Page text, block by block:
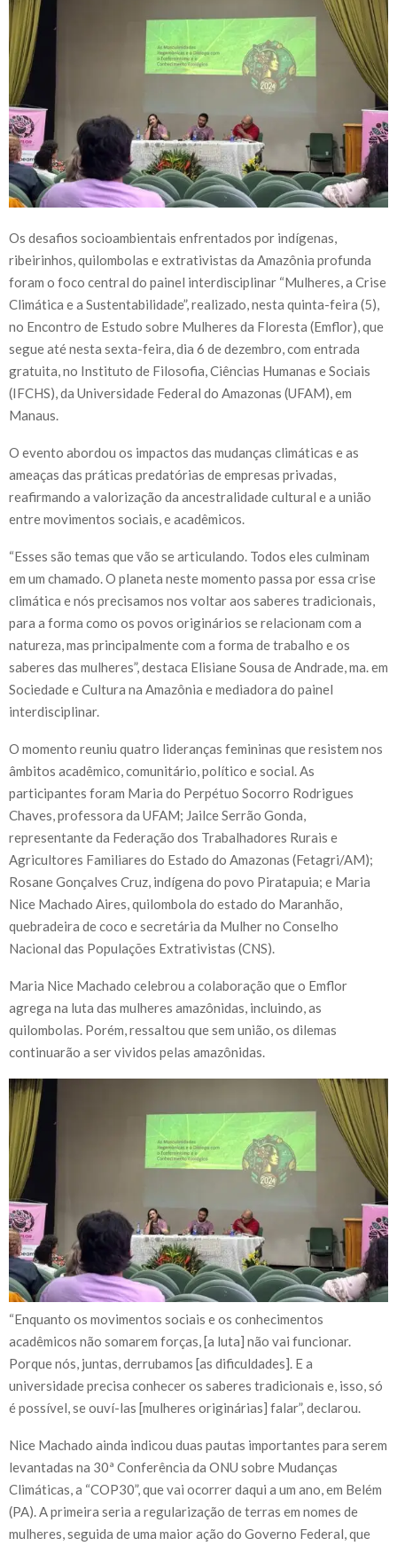
Os desafios socioambientais enfrentados por indígenas,
ribeirinhos, quilombolas e extrativistas da Amazônia profunda
foram o foco central do painel interdisciplinar “Mulheres, a Crise
Climática e a Sustentabilidade”, realizado, nesta quinta-feira (5),
no Encontro de Estudo sobre Mulheres da Floresta (Emflor), que
segue até nesta sexta-feira, dia 6 de dezembro, com entrada
gratuita, no Instituto de Filosofia, Ciências Humanas e Sociais
(IFCHS), da Universidade Federal do Amazonas (UFAM), em
Manaus.
O evento abordou os impactos das mudanças climáticas e as
ameaças das práticas predatórias de empresas privadas,
reafirmando a valorização da ancestralidade cultural e a união
entre movimentos sociais, e acadêmicos.
“Esses são temas que vão se articulando. Todos eles culminam
em um chamado. O planeta neste momento passa por essa crise
climática e nós precisamos nos voltar aos saberes tradicionais,
para a forma como os povos originários se relacionam com a
natureza, mas principalmente com a forma de trabalho e os
saberes das mulheres”, destaca Elisiane Sousa de Andrade, ma. em
Sociedade e Cultura na Amazônia e mediadora do painel
interdisciplinar.
O momento reuniu quatro lideranças femininas que resistem nos
âmbitos acadêmico, comunitário, político e social. As
participantes foram Maria do Perpétuo Socorro Rodrigues
Chaves, professora da UFAM; Jailce Serrão Gonda,
representante da Federação dos Trabalhadores Rurais e
Agricultores Familiares do Estado do Amazonas (Fetagri/AM);
Rosane Gonçalves Cruz, indígena do povo Piratapuia; e Maria
Nice Machado Aires, quilombola do estado do Maranhão,
quebradeira de coco e secretária da Mulher no Conselho
Nacional das Populações Extrativistas (CNS).
Maria Nice Machado celebrou a colaboração que o Emflor
agrega na luta das mulheres amazônidas, incluindo, as
quilombolas. Porém, ressaltou que sem união, os dilemas
continuarão a ser vividos pelas amazônidas.
“Enquanto os movimentos sociais e os conhecimentos
acadêmicos não somarem forças, [a luta] não vai funcionar.
Porque nós, juntas, derrubamos [as dificuldades]. E a
universidade precisa conhecer os saberes tradicionais e, isso, só
é possível, se ouví-las [mulheres originárias] falar”, declarou.
Nice Machado ainda indicou duas pautas importantes para serem
levantadas na 30ª Conferência da ONU sobre Mudanças
Climáticas, a “COP30”, que vai ocorrer daqui a um ano, em Belém
(PA). A primeira seria a regularização de terras em nomes de
mulheres, seguida de uma maior ação do Governo Federal, que